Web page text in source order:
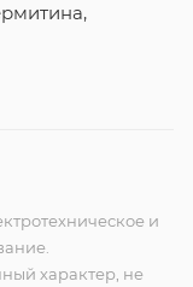
и
характер, не